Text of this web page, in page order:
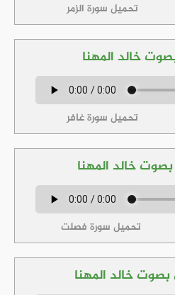
تحميل سورة الزمر
خالد المهنا
تحميل سورة غافر
خالد المهنا
تحميل سورة فصلت
خالد المهنا